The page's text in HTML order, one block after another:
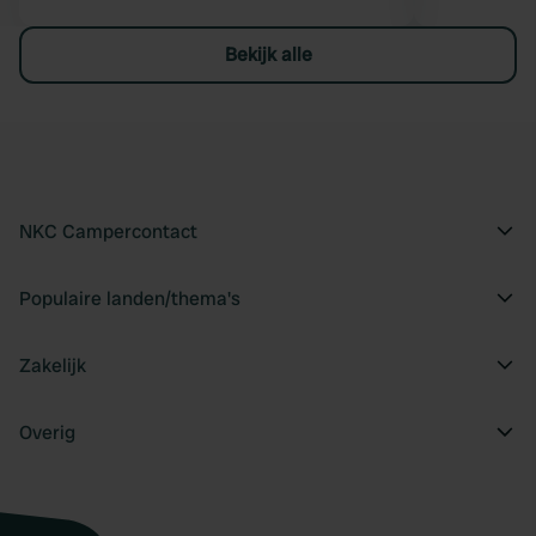
Bekijk alle
NKC Campercontact
Populaire landen/thema's
Zakelijk
Overig